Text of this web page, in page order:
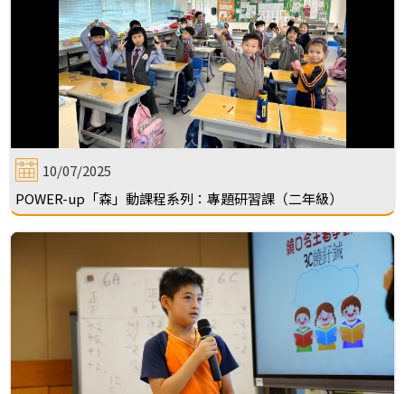
10/07/2025
POWER-up「森」動課程系列：專題研習課（二年級）